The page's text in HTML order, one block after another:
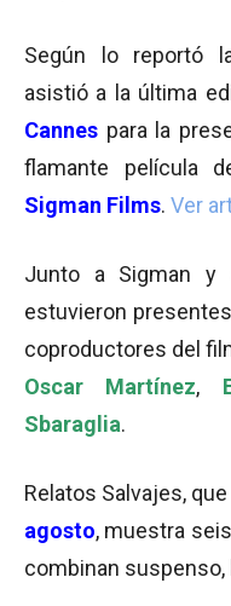
Según lo reportó
asistió a la última
Cannes para la
flamante película
Sigman Films. Ver
Junto a Sigman y
estuvieron
coproductores del
Oscar Martínez,
Sbaraglia.
Relatos Salvajes,
agosto, muestra
combinan suspenso,